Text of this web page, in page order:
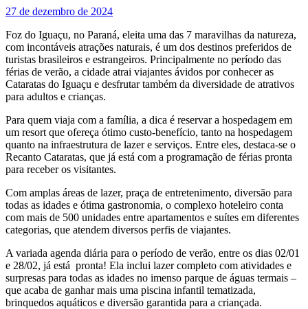
27 de dezembro de 2024
Foz do Iguaçu, no Paraná, eleita uma das 7 maravilhas da natureza,
com incontáveis atrações naturais, é um dos destinos preferidos de
turistas brasileiros e estrangeiros. Principalmente no período das
férias de verão, a cidade atrai viajantes ávidos por conhecer as
Cataratas do Iguaçu e desfrutar também da diversidade de atrativos
para adultos e crianças.
Para quem viaja com a família, a dica é reservar a hospedagem em
um resort que ofereça ótimo custo-benefício, tanto na hospedagem
quanto na infraestrutura de lazer e serviços. Entre eles, destaca-se o
Recanto Cataratas, que já está com a programação de férias pronta
para receber os visitantes.
Com amplas áreas de lazer, praça de entretenimento, diversão para
todas as idades e ótima gastronomia, o complexo hoteleiro conta
com mais de 500 unidades entre apartamentos e suítes em diferentes
categorias, que atendem diversos perfis de viajantes.
A variada agenda diária para o período de verão, entre os dias 02/01
e 28/02, já está pronta! Ela inclui lazer completo com atividades e
surpresas para todas as idades no imenso parque de águas termais –
que acaba de ganhar mais uma piscina infantil tematizada,
brinquedos aquáticos e diversão garantida para a criançada.